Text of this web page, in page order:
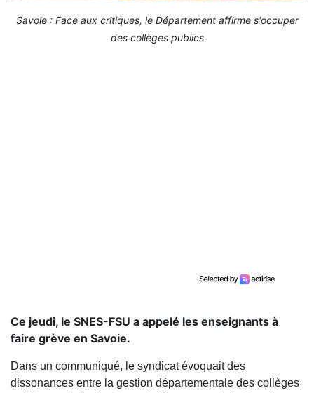
Savoie : Face aux critiques, le Département affirme s'occuper
des collèges publics
Ce jeudi, le SNES-FSU a appelé les enseignants à
faire grève en Savoie.
Dans un communiqué, le syndicat évoquait des
dissonances entre la gestion départementale des collèges